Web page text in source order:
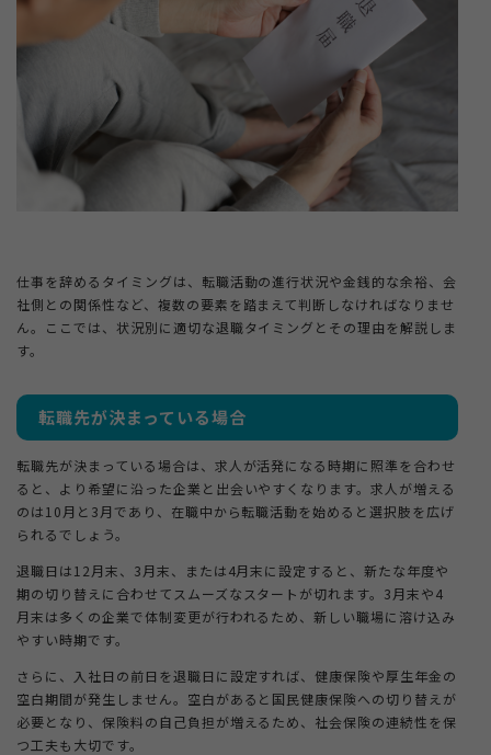
仕事を辞めるタイミングに関するよくある質問
4-1. 退職を引き止められないコツは？
退職前に準備しておくべきことは？
5. まとめ
仕事を辞めるタイミングは、転職活動の進行状況や金銭的な余裕、会
社側との関係性など、複数の要素を踏まえて判断しなければなりませ
ん。ここでは、状況別に適切な退職タイミングとその理由を解説しま
す。
転職先が決まっている場合
転職先が決まっている場合は、求人が活発になる時期に照準を合わせ
ると、より希望に沿った企業と出会いやすくなります。求人が増える
のは10月と3月であり、在職中から転職活動を始めると選択肢を広げ
られるでしょう。
退職日は12月末、3月末、または4月末に設定すると、新たな年度や
期の切り替えに合わせてスムーズなスタートが切れます。3月末や4
月末は多くの企業で体制変更が行われるため、新しい職場に溶け込み
やすい時期です。
さらに、入社日の前日を退職日に設定すれば、健康保険や厚生年金の
空白期間が発生しません。空白があると国民健康保険への切り替えが
必要となり、保険料の自己負担が増えるため、社会保険の連続性を保
つ工夫も大切です。